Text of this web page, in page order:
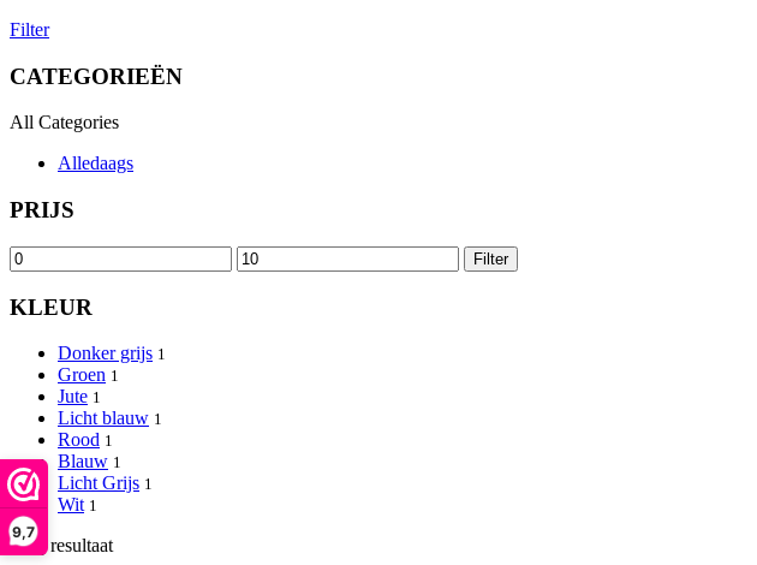
9,7
Filter
CATEGORIEËN
All Categories
Alledaags
PRIJS
Min.
prijs
Max.
prijs
Filter
KLEUR
Donker grijs 1
Groen 1
Jute 1
Licht blauw 1
Rood 1
Blauw 1
Licht Grijs 1
Wit 1
Enig resultaat